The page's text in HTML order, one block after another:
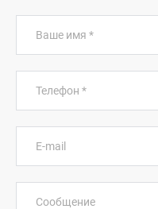
Ваше имя *
Телефон *
E-mail
Сообщение